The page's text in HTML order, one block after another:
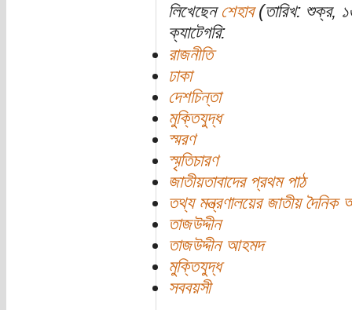
লিখেছেন শেহাব(তারিখ: শুক্র,
ক্যাটেগরি:
রাজনীতি
ঢাকা
দেশচিন্তা
মুক্তিযুদ্ধ
স্মরণ
স্মৃতিচারণ
জাতীয়তাবাদের প্রথম পাঠ
তথ্য মন্ত্রণালয়ের জাতীয় দৈনিক
তাজউদ্দীন
তাজউদ্দীন আহমদ
মুক্তিযুদ্ধ
সববয়সী